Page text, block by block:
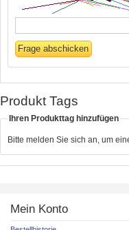
Produkt Tags
Ihren Produkttag hinzufügen
Bitte melden Sie sich an, um
Mein Konto